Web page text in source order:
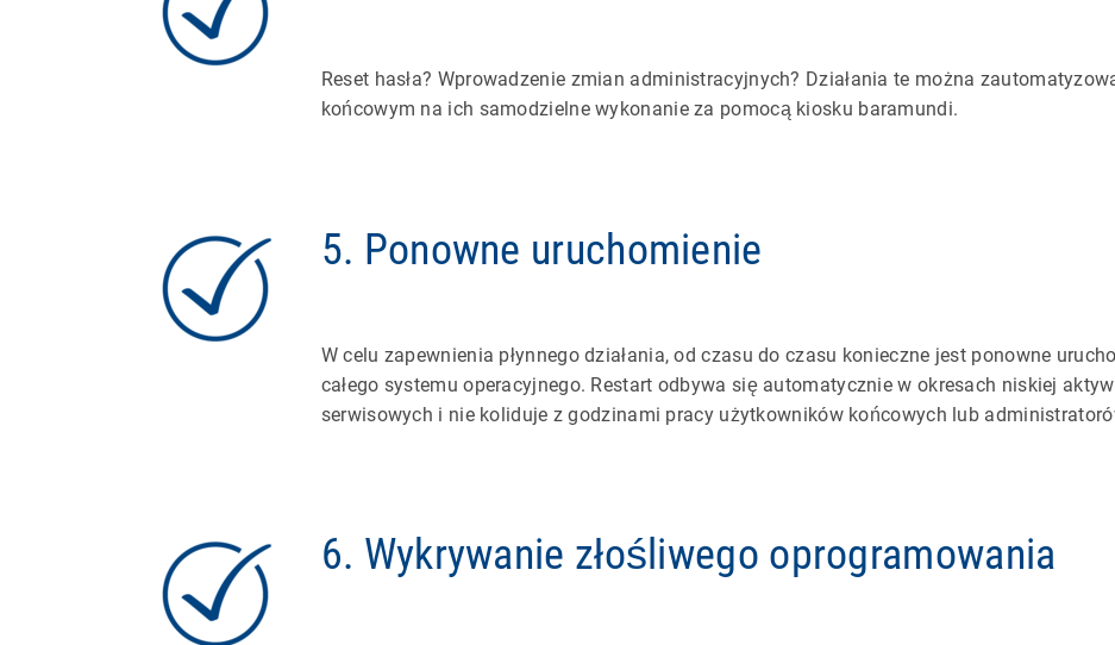
Reset hasła? Wprowadzenie zmian administracyjnych? Działania te można
końcowym na ich samodzielne wykonanie za pomocą kiosku baramundi.
5. Ponowne uruchomienie
W celu zapewnienia płynnego działania, od czasu do czasu konieczne jest ponowne
całego systemu operacyjnego. Restart odbywa się automatycznie w okresach niskiej
serwisowych i nie koliduje z godzinami pracy użytkowników końcowych lub
6. Wykrywanie złośliwego oprogramowania